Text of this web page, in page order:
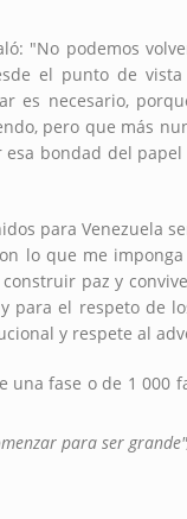
"No podemos
el punto de
es necesario,
pero que más
bondad del
para Venezuela
lo que me
paz y
para el respeto de
y respete al
fase o de 1 000
para ser